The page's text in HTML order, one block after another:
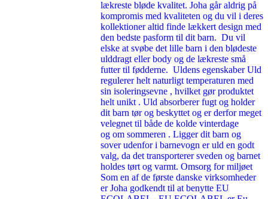
lækreste bløde kvalitet. Joha går aldrig på
kompromis med kvaliteten og du vil i deres
kollektioner altid finde lækkert design med
den bedste pasform til dit barn. Du vil
elske at svøbe det lille barn i den blødeste
ulddragt eller body og de lækreste små
futter til fødderne. Uldens egenskaber Uld
regulerer helt naturligt temperaturen med
sin isoleringsevne , hvilket gør produktet
helt unikt . Uld absorberer fugt og holder
dit barn tør og beskyttet og er derfor meget
velegnet til både de kolde vinterdage
og om sommeren . Ligger dit barn og
sover udenfor i barnevogn er uld en godt
valg, da det transporterer sveden og barnet
holdes tørt og varmt. Omsorg for miljøet
Som en af de første danske virksomheder
er Joha godkendt til at benytte EU